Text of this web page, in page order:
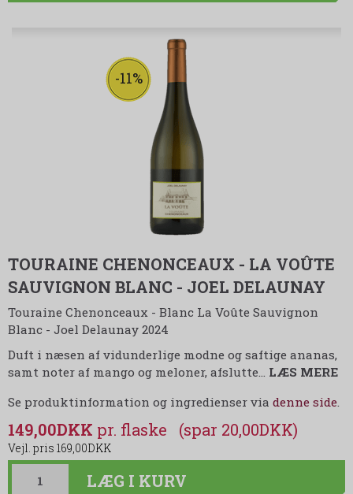
-11%
TOURAINE CHENONCEAUX - LA VOÛTE
SAUVIGNON BLANC - JOEL DELAUNAY
Touraine Chenonceaux - Blanc La Voûte Sauvignon
Blanc - Joel Delaunay 2024
Duft i næsen af vidunderlige modne og saftige ananas,
samt noter af mango og meloner, afslutte… LÆS MERE
Se produktinformation og ingredienser via denne side.
149,00DKK
169,00DKK
(spar 20,00DKK)
LÆG I KURV